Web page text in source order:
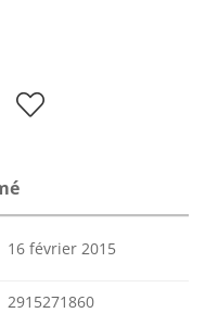
16 février 2015
2915271860